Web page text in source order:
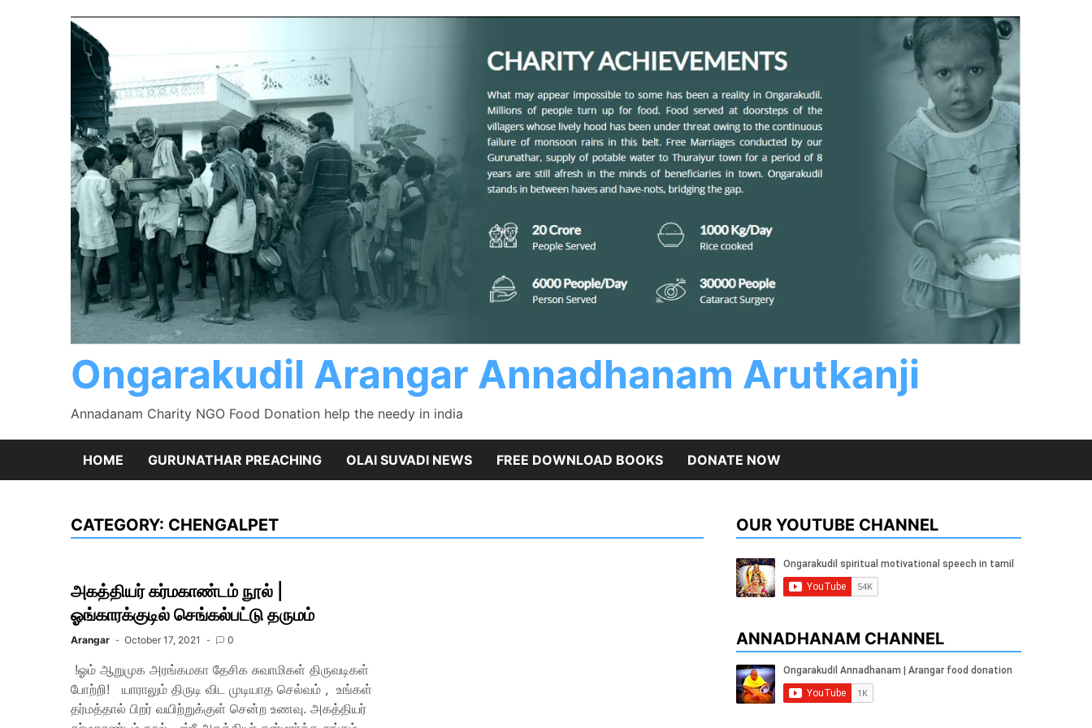
Ongarakudil Arangar Annadhanam Arutkanji
Annadanam Charity NGO Food Donation help the needy in india
HOME GURUNATHAR PREACHING OLAI SUVADI NEWS FREE DOWNLOAD BOOKS DONATE NOW
CATEGORY: CHENGALPET
அகத்தியர் கர்மகாண்டம் நூல் |
ஓங்காரக்குடில் செங்கல்பட்டு தருமம்
Arangar October 17, 2021 0
!ஓம் ஆறுமுக அரங்கமகா தேசிக சுவாமிகள் திருவடிகள்
பாேற்றி! யாராலும் திருடி விட முடியாத செல்வம் , உங்கள்
தர்மத்தால் பிறர் வயிற்றுக்குள் சென்ற உணவு. அகத்தியர்
OUR YOUTUBE CHANNEL
ANNADHANAM CHANNEL